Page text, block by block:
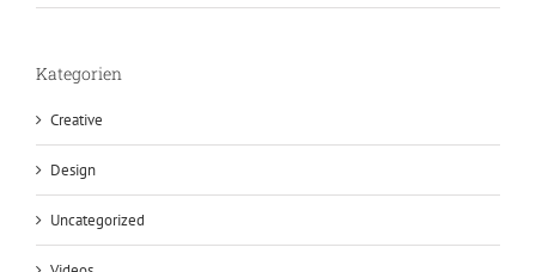
Kategorien
Creative
Design
Uncategorized